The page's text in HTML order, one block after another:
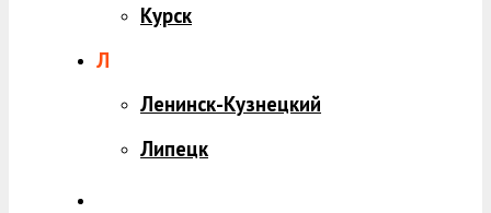
Курск
Л
Ленинск-Кузнецкий
Липецк